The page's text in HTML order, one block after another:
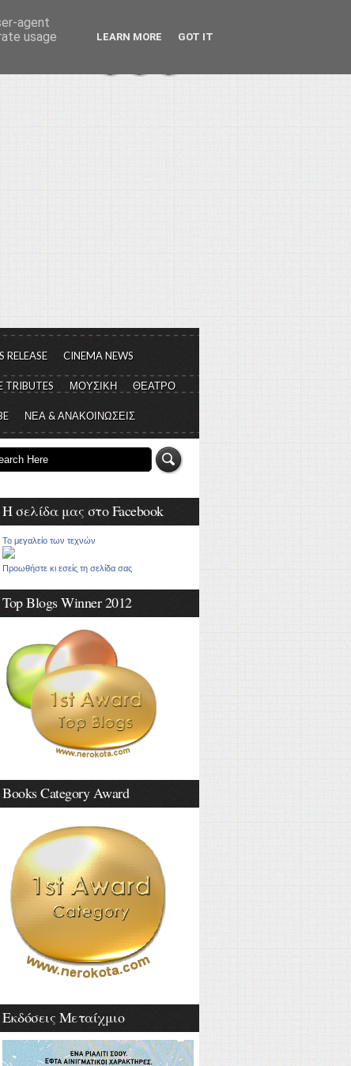
RELEASE CINEMA NEWS
TRIBUTES ΜΟΥΣΙΚΗ ΘΕΑΤΡΟ
ΝΕΑ & ΑΝΑΚΟΙΝΩΣΕΙΣ
Η σελίδα μας στο Facebook
Το μεγαλείο των τεχνών
Προωθήστε κι εσείς τη σελίδα σας
Top Blogs Winner 2012
Books Category Award
Εκδόσεις Μεταίχμιο
agent
usage
LEARN MORE GOT IT